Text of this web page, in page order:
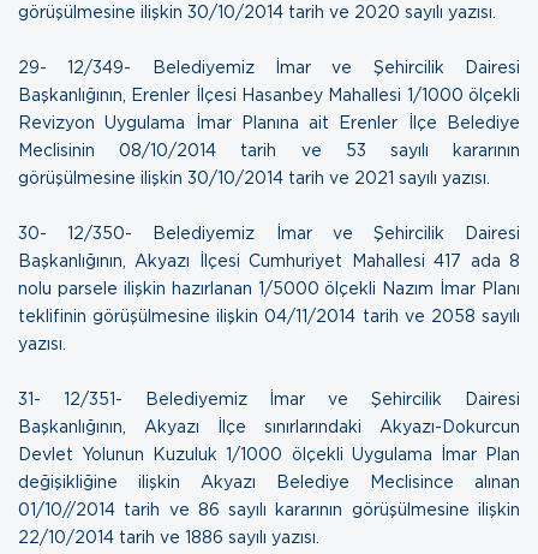
görüşülmesine ilişkin 30/10/2014 tarih ve 2020 sayılı yazısı.
29- 12/349- Belediyemiz İmar ve Şehircilik Dairesi
Başkanlığının, Erenler İlçesi Hasanbey Mahallesi 1/1000 ölçekli
Revizyon Uygulama İmar Planına ait Erenler İlçe Belediye
Meclisinin 08/10/2014 tarih ve 53 sayılı kararının
görüşülmesine ilişkin 30/10/2014 tarih ve 2021 sayılı yazısı.
30- 12/350- Belediyemiz İmar ve Şehircilik Dairesi
Başkanlığının, Akyazı İlçesi Cumhuriyet Mahallesi 417 ada 8
nolu parsele ilişkin hazırlanan 1/5000 ölçekli Nazım İmar Planı
teklifinin görüşülmesine ilişkin 04/11/2014 tarih ve 2058 sayılı
yazısı.
31- 12/351- Belediyemiz İmar ve Şehircilik Dairesi
Başkanlığının, Akyazı İlçe sınırlarındaki Akyazı-Dokurcun
Devlet Yolunun Kuzuluk 1/1000 ölçekli Uygulama İmar Plan
değişikliğine ilişkin Akyazı Belediye Meclisince alınan
01/10//2014 tarih ve 86 sayılı kararının görüşülmesine ilişkin
22/10/2014 tarih ve 1886 sayılı yazısı.